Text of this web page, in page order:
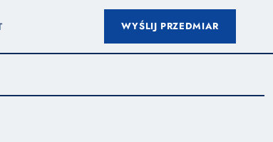
WYŚLIJ PRZEDMIAR